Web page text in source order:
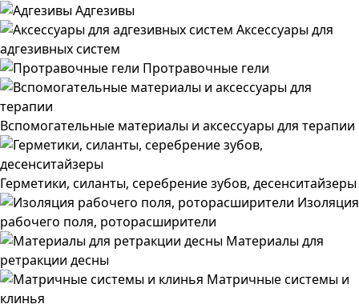
Адгезивы
Аксессуары для
адгезивных систем
Протравочные гели
Вспомогательные материалы и аксессуары для терапии
Герметики, силанты, серебрение зубов, десенситайзеры
Изоляция
рабочего поля, роторасширители
Материалы для
ретракции десны
Матричные системы и
клинья